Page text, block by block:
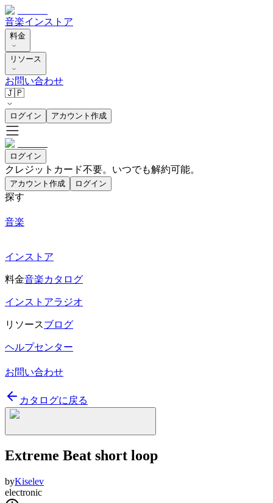
音楽インストア
料金
リソース
お問い合わせ
🇯🇵
ログイン アカウント作成
ログイン
クレジットカード不要。いつでも解約可能。
アカウント作成 ログイン
探す
音楽
インストア
料金音楽カタログ
インストアラジオ
リソースブログ
ヘルプセンター
お問い合わせ
カタログに戻る
Extreme Beat short loop
byKiselev
electronic